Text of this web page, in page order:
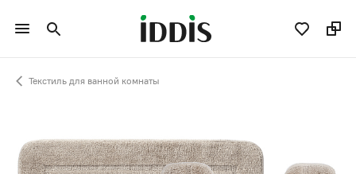
Текстиль для ванной комнаты